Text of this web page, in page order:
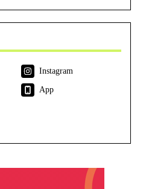
Instagram
App